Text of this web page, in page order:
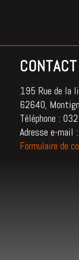
CONTACT
195 Rue de la
62640,
Téléphone :
Adresse e-
Formulaire de